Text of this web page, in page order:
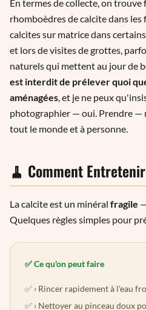
En termes de collecte, on trouve
rhomboèdres de calcite dans les
calcites sur matrice dans
et lors de visites de grottes,
naturels qui mettent au jour de
est interdit de prélever quoi
aménagées, et je ne peux
photographier — oui. Prendre —
tout le monde et à personne.
🧹 Comment
La calcite est un minéral fragile
Quelques règles simples pour
✅ Ce qu'on peut faire
› Rincer rapidement à l'eau
› Nettoyer au pinceau doux